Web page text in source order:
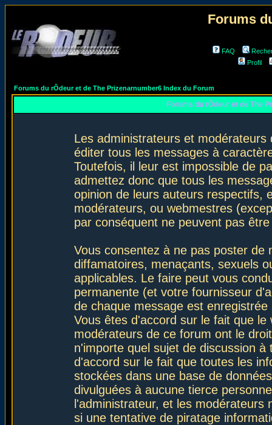
Forums
FAQ
Profil
Forums du rÔdeur et de The Prizenarnumber6 Index du Forum
Forums du rÔdeur et de The
Les administrateurs et
éditer tous les messages à
Toutefois, il leur est impossible de
admettez donc que tous les
opinion de leurs auteurs respectifs,
modérateurs, ou webmestres
par conséquent ne peuvent pas
Vous consentez à ne pas poster de
diffamatoires, menaçants, sexuels
applicables. Le faire peut vous
permanente (et votre fournisseur
de chaque message est
Vous êtes d'accord sur le fait que
modérateurs de ce forum ont le
n'importe quel sujet de discussion
d'accord sur le fait que toutes les
stockées dans une base de
divulguées à aucune tierce
l'administrateur, et les
si une tentative de piratage